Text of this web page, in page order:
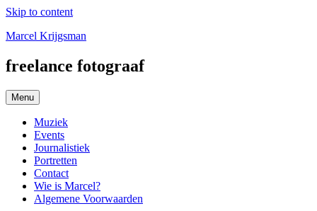
Skip to content
Marcel Krijgsman
freelance fotograaf
Menu
Muziek
Events
Journalistiek
Portretten
Contact
Wie is Marcel?
Algemene Voorwaarden